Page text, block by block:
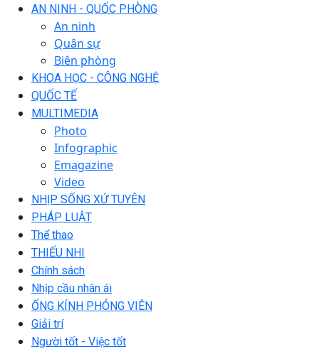
AN NINH - QUỐC PHÒNG
An ninh
Quân sự
Biên phòng
KHOA HỌC - CÔNG NGHỆ
QUỐC TẾ
MULTIMEDIA
Photo
Infographic
Emagazine
Video
NHỊP SỐNG XỨ TUYÊN
PHÁP LUẬT
Thể thao
THIẾU NHI
Chính sách
Nhịp cầu nhân ái
ỐNG KÍNH PHÓNG VIÊN
Giải trí
Người tốt - Việc tốt